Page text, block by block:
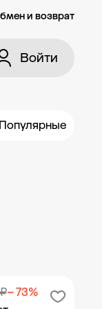
и возврат
Войти
Популярные
− 73%